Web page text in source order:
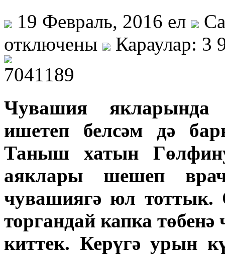
19 Февраль, 2016 ел
отключены
Караулар: 3
Чувашия
ишетеп белсәм дә
Таныш хатын
аяклары шешеп
чувашиягә юл тоттык.
торгандай капка
киттек. Керүгә урын